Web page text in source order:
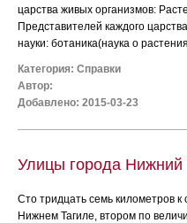
царства живых организмов:
Представителей каждого
науки: ботаника(наука о
Категория: Справки
Автор:
Добавлено: 2015-03-23
Улицы города Нижний
Сто тридцать семь километров к
Нижнем Тагиле, втором по